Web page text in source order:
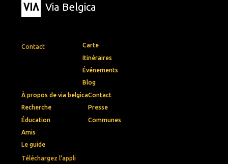
Via Belgica
Contact
Téléchargez l'appli
Carte
Itinéraires
Événements
Blog
À propos de via belgica
Recherche
Éducation
Amis
Le guide
Contact
Presse
Communes